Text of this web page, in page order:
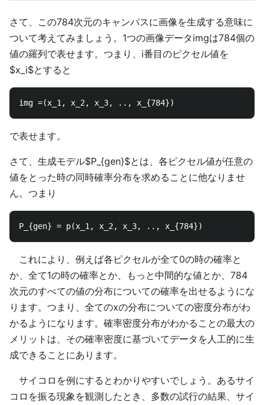
さて、この784次元のキャンパスに画像を生成する意味に
ついて考えてみましょう。1つの画像データimgは784個の
値の羅列で表せます。つまり、i番目のピクセル値を
$x_i$とすると
で表せます。
さて、生成モデル$P_{gen}$とは、各ピクセル値が任意の
値をとった時の同時確率分布を求めることに他なりませ
ん。つまり
これにより、例えば各ピクセルが全て0の時の確率と
か、全て1の時の確率とか、もっと中間的な値とか、784
次元のすべての値の分布についての確率を出せるようにな
ります。つまり、全てのxの分布についての密度分布がわ
かるようになります。確率密度分布がわかることの最大の
メリットは、その確率密度に基づいてデータを人工的に生
成できることにあります。
サイコロを例にするとわかりやすいでしょう。あるサイ
コロを振る現象を観測したとき、多数の試行の結果、サイ